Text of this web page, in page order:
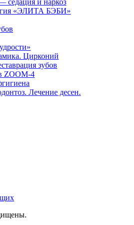
«ЭЛИТА БЭБИ»
Цирконий
зубов
ZOOM-4
Лечение десен.